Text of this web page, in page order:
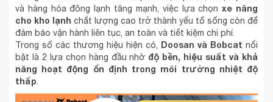
và hàng hóa đông lạnh tăng mạnh, việc lựa chọnxe nâng
cho kho lạnh chất lượng cao trở thành yếu tố sống còn để
đảm bảo vận hành liên tục, an toàn và tiết kiệm chi phí.
Trong số các thương hiệu hiện có, Doosan và Bobcat nổi
bật là 2 lựa chọn hàng đầu nhờ độ bền, hiệu suất và khả
năng hoạt động ổn định trong môi trường nhiệt độ
thấp